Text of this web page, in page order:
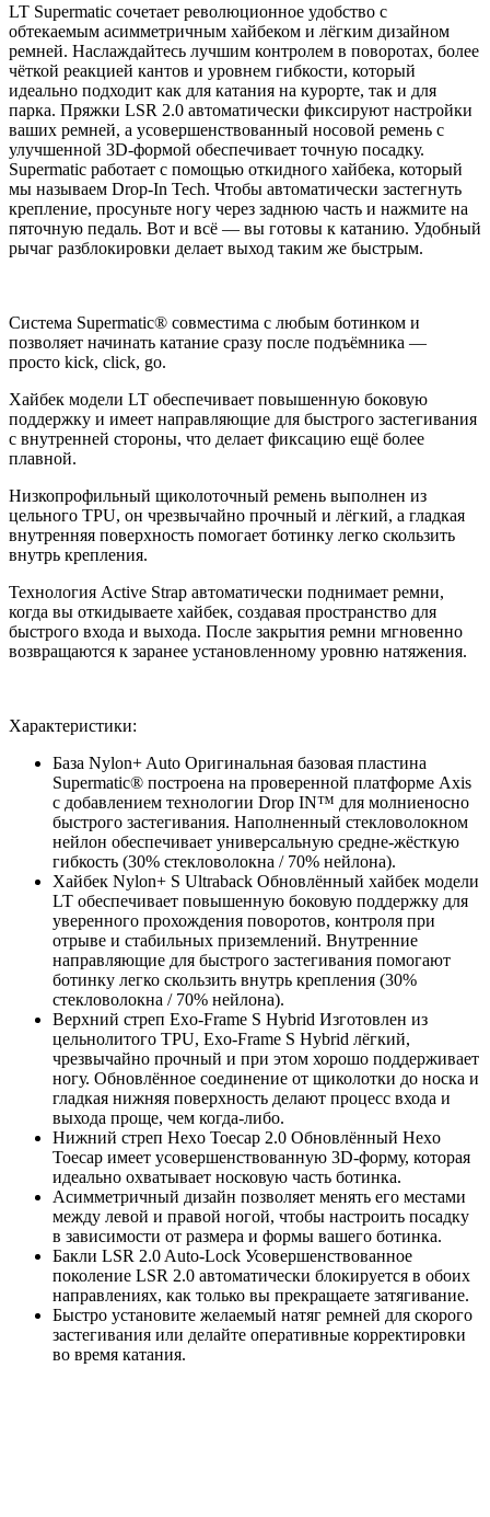
LT Supermatic сочетает революционное удобство с
обтекаемым асимметричным хайбеком и лёгким дизайном
ремней. Наслаждайтесь лучшим контролем в поворотах, более
чёткой реакцией кантов и уровнем гибкости, который
идеально подходит как для катания на курорте, так и для
парка. Пряжки LSR 2.0 автоматически фиксируют настройки
ваших ремней, а усовершенствованный носовой ремень с
улучшенной 3D-формой обеспечивает точную посадку.
Supermatic работает с помощью откидного хайбека, который
мы называем Drop-In Tech. Чтобы автоматически застегнуть
крепление, просуньте ногу через заднюю часть и нажмите на
пяточную педаль. Вот и всё — вы готовы к катанию. Удобный
рычаг разблокировки делает выход таким же быстрым.
Система Supermatic® совместима с любым ботинком и
позволяет начинать катание сразу после подъёмника —
просто kick, click, go.
Хайбек модели LT обеспечивает повышенную боковую
поддержку и имеет направляющие для быстрого застегивания
с внутренней стороны, что делает фиксацию ещё более
плавной.
Низкопрофильный щиколоточный ремень выполнен из
цельного TPU, он чрезвычайно прочный и лёгкий, а гладкая
внутренняя поверхность помогает ботинку легко скользить
внутрь крепления.
Технология Active Strap автоматически поднимает ремни,
когда вы откидываете хайбек, создавая пространство для
быстрого входа и выхода. После закрытия ремни мгновенно
возвращаются к заранее установленному уровню натяжения.
Характеристики:
База Nylon+ Auto Оригинальная базовая пластина
Supermatic® построена на проверенной платформе Axis
с добавлением технологии Drop IN™ для молниеносно
быстрого застегивания. Наполненный стекловолокном
нейлон обеспечивает универсальную средне-жёсткую
гибкость (30% стекловолокна / 70% нейлона).
Хайбек Nylon+ S Ultraback Обновлённый хайбек модели
LT обеспечивает повышенную боковую поддержку для
уверенного прохождения поворотов, контроля при
отрыве и стабильных приземлений. Внутренние
направляющие для быстрого застегивания помогают
ботинку легко скользить внутрь крепления (30%
стекловолокна / 70% нейлона).
Верхний стреп Exo-Frame S Hybrid Изготовлен из
цельнолитого TPU, Exo-Frame S Hybrid лёгкий,
чрезвычайно прочный и при этом хорошо поддерживает
ногу. Обновлённое соединение от щиколотки до носка и
гладкая нижняя поверхность делают процесс входа и
выхода проще, чем когда-либо.
Нижний стреп Hexo Toecap 2.0 Обновлённый Hexo
Toecap имеет усовершенствованную 3D-форму, которая
идеально охватывает носковую часть ботинка.
Асимметричный дизайн позволяет менять его местами
между левой и правой ногой, чтобы настроить посадку
в зависимости от размера и формы вашего ботинка.
Бакли LSR 2.0 Auto-Lock Усовершенствованное
поколение LSR 2.0 автоматически блокируется в обоих
направлениях, как только вы прекращаете затягивание.
Быстро установите желаемый натяг ремней для скорого
застегивания или делайте оперативные корректировки
во время катания.